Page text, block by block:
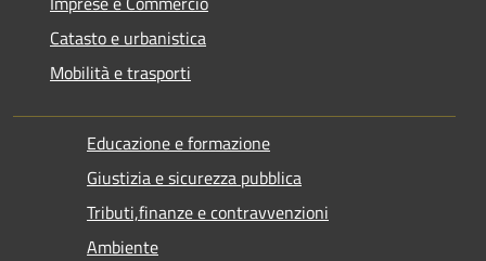
Catasto e urbanistica
Mobilità e trasporti
Educazione e formazione
Giustizia e sicurezza pubblica
Tributi,finanze e contravvenzioni
Ambiente